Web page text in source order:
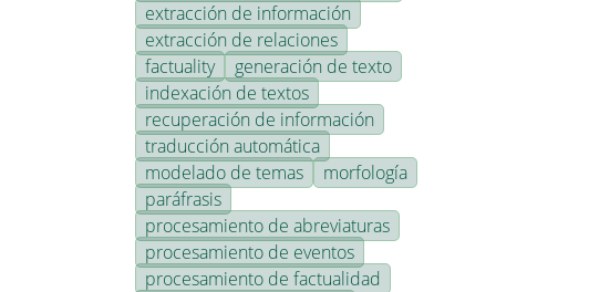
extracción de información
extracción de relaciones
factuality
generación de texto
indexación de textos
recuperación de información
traducción automática
modelado de temas
morfología
paráfrasis
procesamiento de abreviaturas
procesamiento de eventos
procesamiento de factualidad